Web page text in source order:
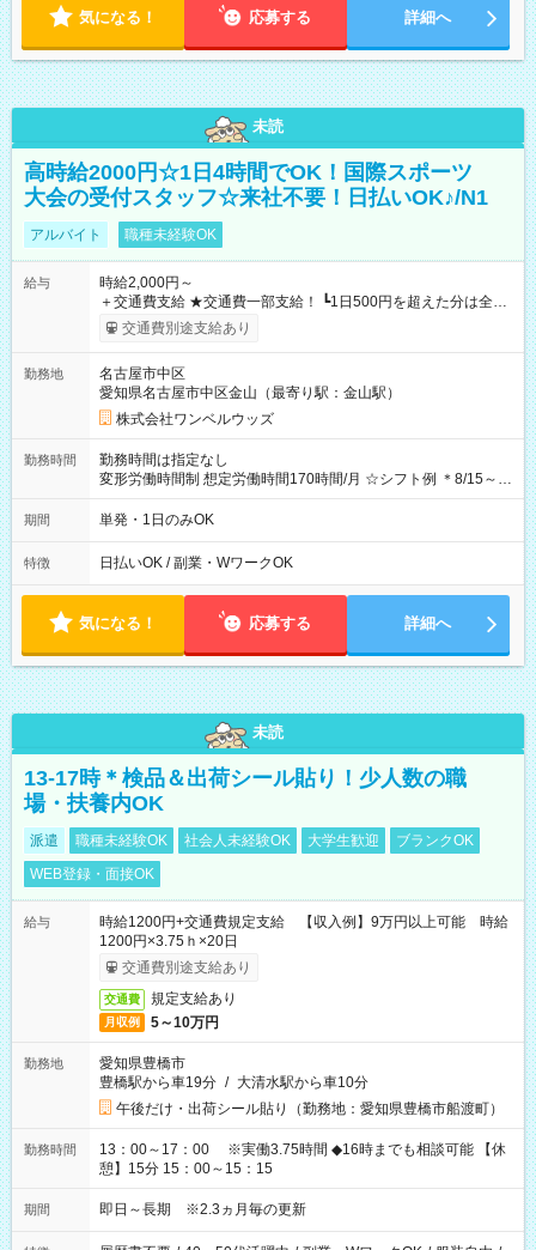
気になる！ 応募する 詳細へ
未読
高時給2000円☆1日4時間でOK！国際スポーツ
大会の受付スタッフ☆来社不要！日払いOK♪/N1
アルバイト 職種未経験OK
給与
時給2,000円～
＋交通費支給 ★交通費一部支給！ ┗1日500円を超えた分は全額
支給！ ※往復500円以内の方は自己負担となります ★日払い
OK！（規定あり） ┗働いたその日に現金GET♪ お仕事後はコン
期間なし
交通費別途支給あり
勤務地
名古屋市中区
愛知県名古屋市中区金山（最寄り駅：金山駅）
株式会社ワンベルウッズ
勤務時間
勤務時間は指定なし
変形労働時間制 想定労働時間170時間/月 ☆シフト例 ＊8/15～
10/26 全日共通 08：00～12：00 17：00～21：00 ＊8/31
～9/19のみ下記シフトもあります！ 12：00～16：00 ＊9/6～
00
期間 単発・1日のみOK
特徴 日払いOK / 副業・WワークOK
気になる！ 応募する 詳細へ
未読
13-17時＊検品＆出荷シール貼り！少人数の職
場・扶養内OK
派遣 職種未経験OK 社会人未経験OK 大学生歓迎
ブランクOK
WEB登録・面接OK
給与
時給1200円+交通費規定支給 【収入例】9万円以上可能 時給
1200円×3.75ｈ×20日
交通費別途支給あり
交通費 規定支給あり
月収例 5～10万円
勤務地
愛知県豊橋市
豊橋駅から車19分 / 大清水駅から車10分
午後だけ・出荷シール貼り（勤務地：愛知県豊橋市船渡町）
勤務時間
13：00～17：00 ※実働3.75時間 ◆16時までも相談可能 【休
憩】15分 15：00～15：15
期間 即日～長期 ※2.3ヵ月毎の更新